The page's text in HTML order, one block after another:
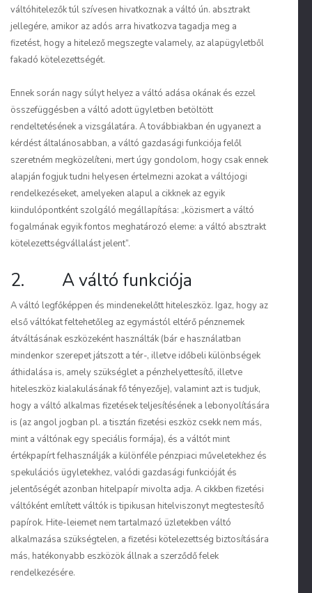
váltóhitelezők túl szívesen hivatkoznak a váltó ún. absztrakt
jellegére, amikor az adós arra hivatkozva tagadja meg a
fizetést, hogy a hitelező megszegte valamely, az alapügyletből
fakadó kötelezettségét.
Ennek során nagy súlyt helyez a váltó adása okának és ezzel
összefüggésben a váltó adott ügyletben betöltött
rendeltetésének a vizsgálatára. A továbbiakban én ugyanezt a
kérdést általánosabban, a váltó gazdasági funkciója felől
szeretném megközelíteni, mert úgy gondolom, hogy csak ennek
alapján fogjuk tudni helyesen értelmezni azokat a váltójogi
rendelkezéseket, amelyeken alapul a cikknek az egyik
kiindulópontként szolgáló megállapítása: „közismert a váltó
fogalmának egyik fontos meghatározó eleme: a váltó absztrakt
kötelezettségvállalást jelent”.
2. A váltó funkciója
A váltó legfőképpen és mindenekelőtt hiteleszköz. Igaz, hogy az
első váltókat feltehetőleg az egymástól eltérő pénznemek
átváltásának eszközeként használták (bár e használatban
mindenkor szerepet játszott a tér-, illetve időbeli különbségek
áthidalása is, amely szükséglet a pénzhelyettesítő, illetve
hiteleszköz kialakulásának fő tényezője), valamint azt is tudjuk,
hogy a váltó alkalmas fizetések teljesítésének a lebonyolítására
is (az angol jogban pl. a tisztán fizetési eszköz csekk nem más,
mint a váltónak egy speciális formája), és a váltót mint
értékpapírt felhasználják a különféle pénzpiaci műveletekhez és
spekulációs ügyletekhez, valódi gazdasági funkcióját és
jelentőségét azonban hitelpapír mivolta adja. A cikkben fizetési
váltóként említett váltók is tipikusan hitelviszonyt megtestesítő
papírok. Hite-leiemet nem tartalmazó üzletekben váltó
alkalmazása szükségtelen, a fizetési kötelezettség biztosítására
más, hatékonyabb eszközök állnak a szerződő felek
rendelkezésére.